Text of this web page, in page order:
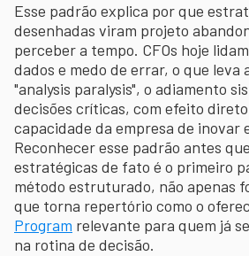
Esse padrão explica por que
desenhadas viram projeto
perceber a tempo. CFOs hoje
dados e medo de errar, o que leva
"analysis paralysis", o adiamento
decisões críticas, com efeito
capacidade da empresa de inovar
Reconhecer esse padrão antes
estratégicas de fato é o primeiro
método estruturado, não apenas
que torna repertório como o
Program relevante para quem já
na rotina de decisão.